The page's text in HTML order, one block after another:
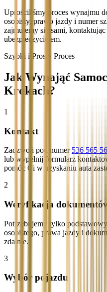
Uprościliśmy proces wynajmu
osobisty, prawo jazdy i numer
zajmujemy się sami,
ubezpieczycielem.
Szybki i Prosty Proces
Jak Wynająć
Krokach?
1
Kontakt
Zadzwoń pod numer 536 565
lub wypełnij formularz
pomóc Ci w uzyskaniu auta
2
Weryfikacja
Potrzebujemy tylko
osobistego, prawa jazdy i
zdalnie.
3
Wybór pojazdu